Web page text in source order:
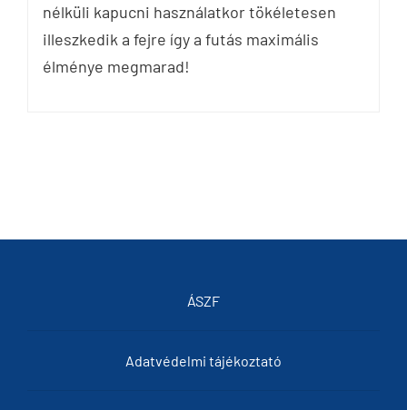
nélküli kapucni használatkor tökéletesen
illeszkedik a fejre így a futás maximális
élménye megmarad!
ÁSZF
Adatvédelmi tájékoztató